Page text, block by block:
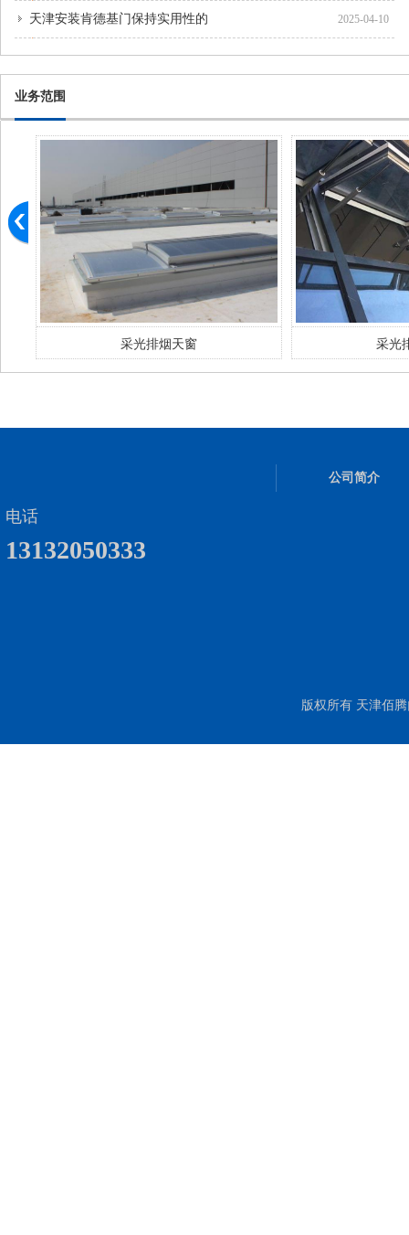
天津安装肯德基门保持实用性的 2025-04-10
业务范围
采光排烟天窗 采光
电话
13132050333
公司简介
版权所有 天津佰